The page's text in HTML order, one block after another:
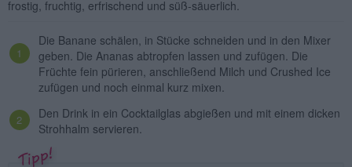
frostig, fruchtig, erfrischend und süß-säuerlich.
Die Banane schälen, in Stücke schneiden und in den Mixer
geben. Die Ananas abtropfen lassen und zufügen. Die
Früchte fein pürieren, anschließend Milch und Crushed Ice
zufügen und noch einmal kurz mixen.
Den Drink in ein Cocktailglas abgießen und mit einem dicken
Strohhalm servieren.